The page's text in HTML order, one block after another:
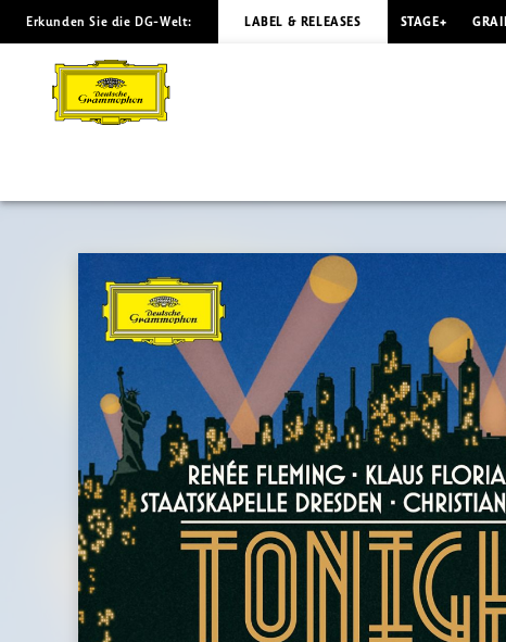
TONIGHT
Welthits
Berlin
Broadway
Deutsche
Grammophon
Erkunden Sie die DG-Welt: LABEL & RELEASES STAGE+